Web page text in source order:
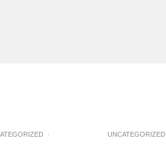
·
UNCATEGORIZED